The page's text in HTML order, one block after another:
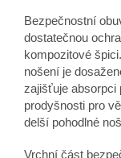
Bezpečnostní
dostatečnou
kompozitové
nošení je
zajišťuje absorpci
prodyšnosti pro
delší pohodlné
Vrchní část